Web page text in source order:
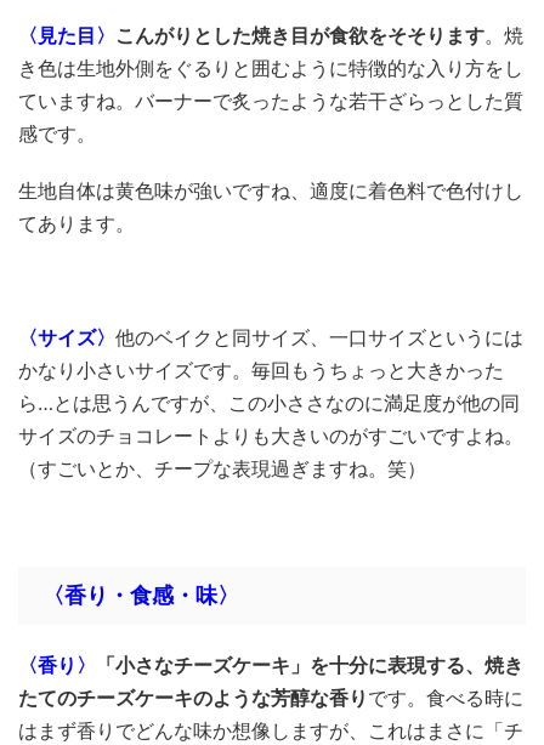
〈見た目〉 こんがりとした焼き目が食欲をそそります。焼
き色は生地外側をぐるりと囲むように特徴的な入り方をし
ていますね。バーナーで炙ったような若干ざらっとした質
感です。
生地自体は黄色味が強いですね、適度に着色料で色付けし
てあります。
〈サイズ〉 他のベイクと同サイズ、一口サイズというには
かなり小さいサイズです。毎回もうちょっと大きかった
ら…とは思うんですが、この小ささなのに満足度が他の同
サイズのチョコレートよりも大きいのがすごいですよね。
（すごいとか、チープな表現過ぎますね。笑）
〈香り・食感・味〉
〈香り〉 「小さなチーズケーキ」を十分に表現する、焼き
たてのチーズケーキのような芳醇な香り です。食べる時に
はまず香りでどんな味か想像しますが、これはまさに「チ